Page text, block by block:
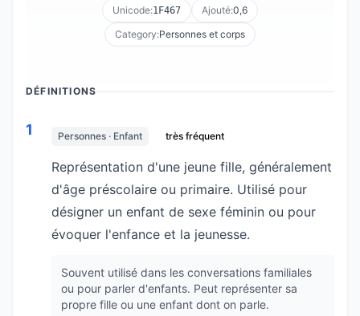
Unicode:1F467 Ajouté:0,6
Category:Personnes et corps
DÉFINITIONS
1 Personnes · Enfant très fréquent
Représentation d'une jeune fille, généralement
d'âge préscolaire ou primaire. Utilisé pour
désigner un enfant de sexe féminin ou pour
évoquer l'enfance et la jeunesse.
Souvent utilisé dans les conversations familiales
ou pour parler d'enfants. Peut représenter sa
propre fille ou une enfant dont on parle.